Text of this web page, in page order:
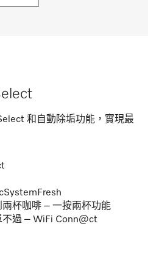
和自動除垢功能，實現最
杯咖啡 – 一按兩杯功能
過 – WiFi Conn@ct